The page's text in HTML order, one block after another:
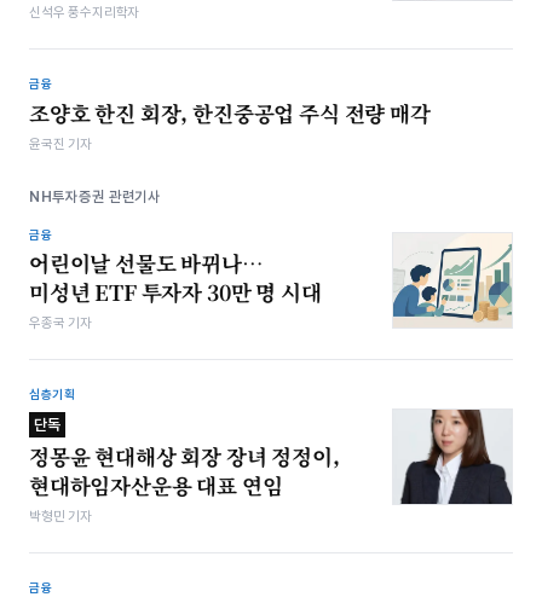
신석우 풍수지리학자
금융
조양호 한진 회장, 한진중공업 주식 전량 매각
윤국진 기자
NH투자증권 관련기사
금융
어린이날 선물도 바뀌나…
미성년 ETF 투자자 30만 명 시대
우종국 기자
심층기획
단독
정몽윤 현대해상 회장 장녀 정정이,
현대하임자산운용 대표 연임
박형민 기자
금융